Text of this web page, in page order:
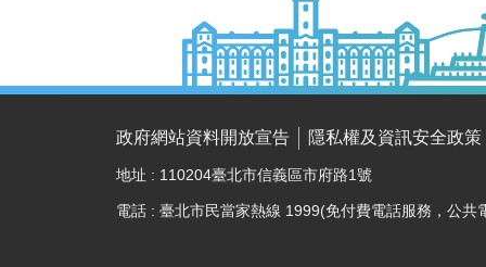
政府網站資料開放宣告 隱私權及資訊安全政策
地址 : 110204臺北市信義區市府路1號
電話 : 臺北市民當家熱線 1999(免付費電話服務，公